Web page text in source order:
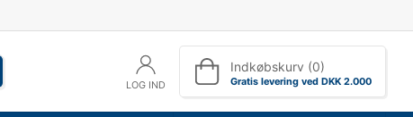
LOG IND
Indkøbskurv (0)
Gratis levering ved DKK 2.000